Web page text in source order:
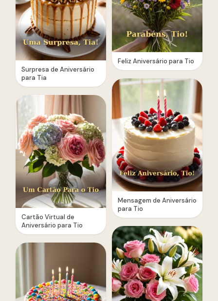
Surpresa de Aniversário
para Tia
Cartão Virtual de
Aniversário para Tio
Feliz Aniversário para Tio
Mensagem de Aniversário
para Tio